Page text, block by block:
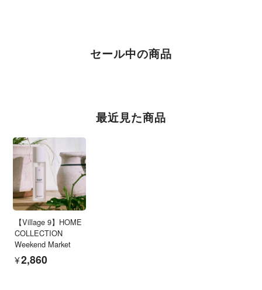
セール中の商品
最近見た商品
【Village 9】HOME
COLLECTION
Weekend Market
¥2,860